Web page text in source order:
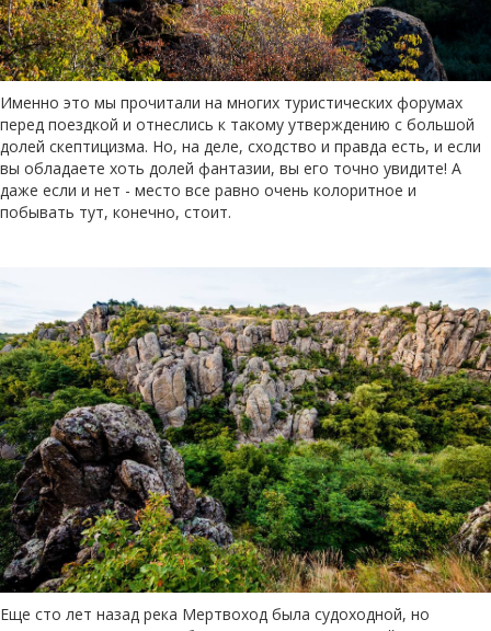
Именно это мы прочитали на многих туристических форумах
перед поездкой и отнеслись к такому утверждению с большой
долей скептицизма. Но, на деле, сходство и правда есть, и если
вы обладаете хоть долей фантазии, вы его точно увидите! А
даже если и нет - место все равно очень колоритное и
побывать тут, конечно, стоит.
Еще сто лет назад река Мертвоход была судоходной, но